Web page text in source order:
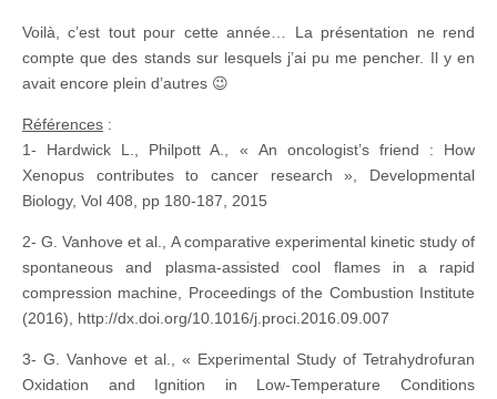
Voilà, c’est tout pour cette année… La présentation ne rend
compte que des stands sur lesquels j’ai pu me pencher. Il y en
avait encore plein d’autres 😉
Références :
1- Hardwick L., Philpott A., « An oncologist’s friend : How
Xenopus contributes to cancer research », Developmental
Biology, Vol 408, pp 180-187, 2015
2- G. Vanhove et al., A comparative experimental kinetic study of
spontaneous and plasma-assisted cool flames in a rapid
compression machine, Proceedings of the Combustion Institute
(2016), http://dx.doi.org/10.1016/j.proci.2016.09.007
3- G. Vanhove et al., « Experimental Study of Tetrahydrofuran
Oxidation and Ignition in Low-Temperature Conditions